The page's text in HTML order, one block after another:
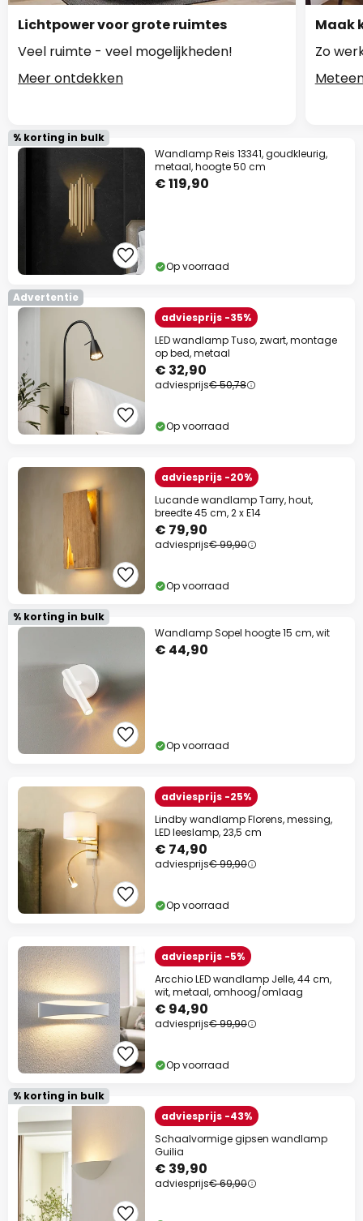
Lichtpower voor grote ruimtes
Veel ruimte - veel mogelijkheden!
Meer ontdekken
Maak
Zo
% korting in bulk
Wandlamp Reis 13341, goudkleurig,
metaal, hoogte 50 cm
€ 119,90
Op voorraad
Advertentie
adviesprijs -35%
LED wandlamp Tuso, zwart, montage
op bed, metaal
€ 32,90
adviesprijs€ 50,78
Op voorraad
adviesprijs -20%
Lucande wandlamp Tarry, hout,
breedte 45 cm, 2 x E14
€ 79,90
adviesprijs€ 99,90
Op voorraad
% korting in bulk
Wandlamp Sopel hoogte 15 cm, wit
€ 44,90
Op voorraad
adviesprijs -25%
Lindby wandlamp Florens, messing,
LED leeslamp, 23,5 cm
€ 74,90
adviesprijs€ 99,90
Op voorraad
adviesprijs -5%
Arcchio LED wandlamp Jelle, 44 cm,
wit, metaal, omhoog/omlaag
€ 94,90
adviesprijs€ 99,90
Op voorraad
% korting in bulk
adviesprijs -43%
Schaalvormige gipsen wandlamp
Guilia
€ 39,90
adviesprijs€ 69,90